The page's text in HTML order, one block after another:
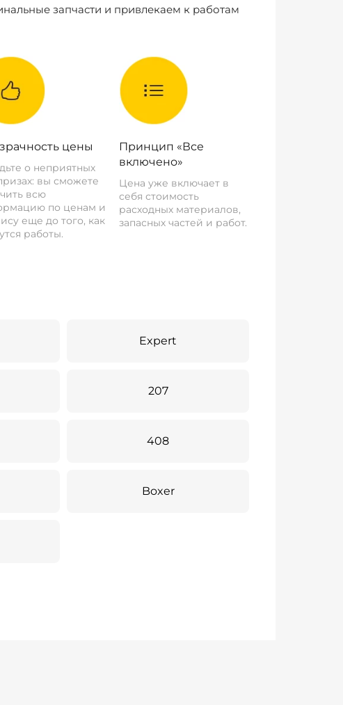
запчасти и привлекаем к работам
цены
о неприятных
вы сможете
всю
по ценам и
еще до того, как
работы.
Принцип «Все
включено»
Цена уже включает в
себя стоимость
расходных материалов,
запасных частей и работ.
Expert
207
408
Boxer